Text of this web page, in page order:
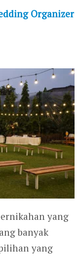
Organizer
yang
banyak
yang